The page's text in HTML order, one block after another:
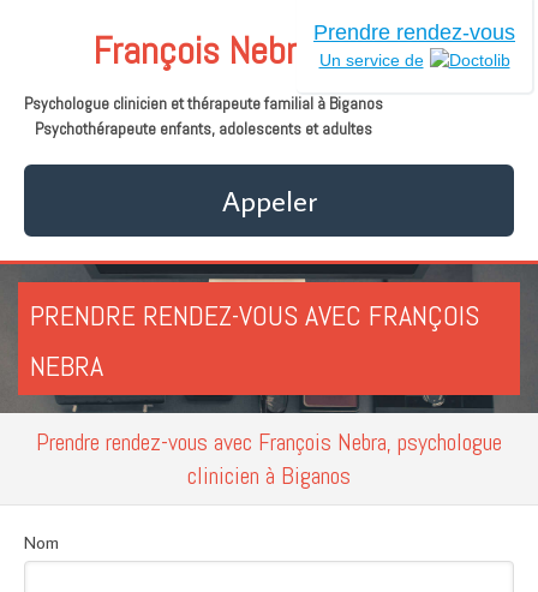
François Nebra
Psychologue clinicien et thérapeute familial à Biganos
Psychothérapeute enfants, adolescents et adultes
Appeler
PRENDRE RENDEZ-VOUS AVEC FRANÇOIS
NEBRA
Prendre rendez-vous avec François Nebra, psychologue
clinicien à Biganos
Nom
Prendre rendez-vous
Un service de